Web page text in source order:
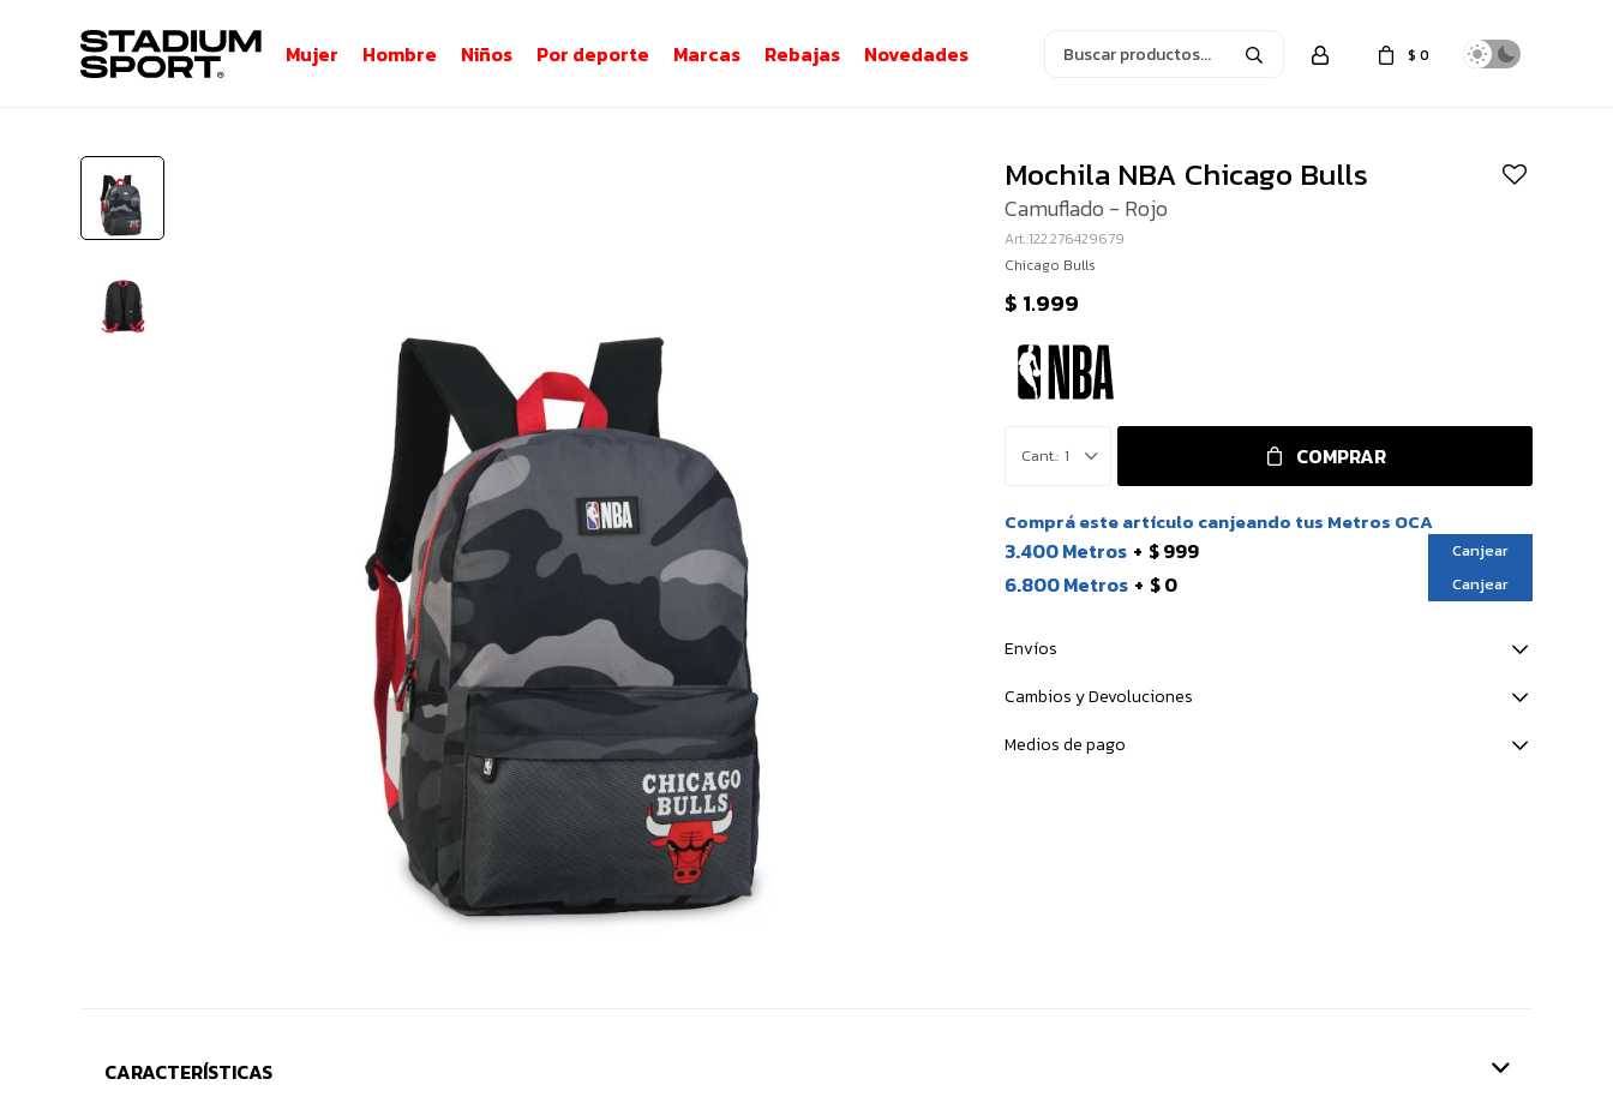
Mujer Hombre Niños Por deporte Marcas Rebajas Novedades $ 0
Mochila NBA Chicago Bulls
Camuflado - Rojo
122.276429679
Chicago Bulls
$ 1.999
1 COMPRAR
Comprá este artículo canjeando tus Metros OCA
3.400 Metros $ 999 Canjear
6.800 Metros $ 0 Canjear
Envíos
Cambios y Devoluciones
Medios de pago
CARACTERÍSTICAS